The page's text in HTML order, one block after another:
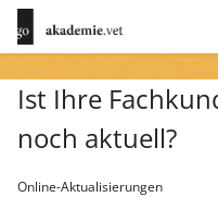
Ist Ihre
noch aktuell?
Online-Aktualisierungen